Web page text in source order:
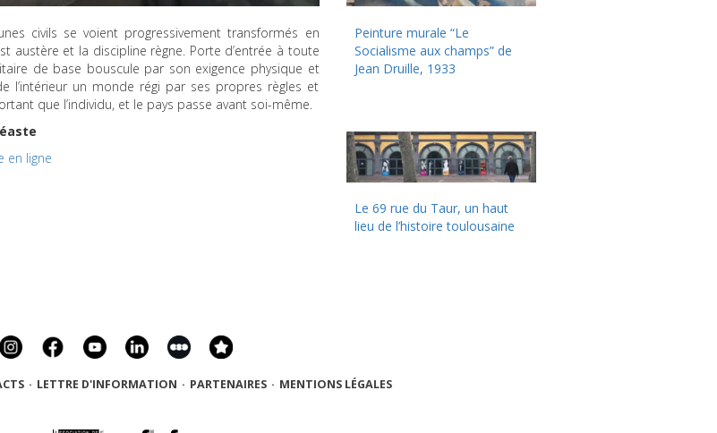
civils se voient progressivement transformés en
austère et la discipline règne. Porte d’entrée à toute
de base bouscule par son exigence physique et
l’intérieur un monde régi par ses propres règles et
que l’individu, et le pays passe avant soi-même.
en ligne
Peinture murale “Le
Socialisme aux champs” de
Jean Druille, 1933
Le 69 rue du Taur, un haut
lieu de l’histoire toulousaine
· LETTRE D'INFORMATION · PARTENAIRES · MENTIONS LÉGALES